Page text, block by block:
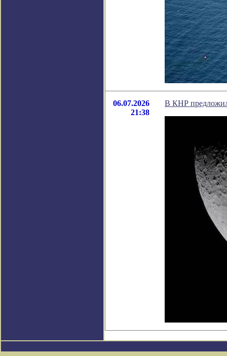
06.07.2026
21:38
В КНР